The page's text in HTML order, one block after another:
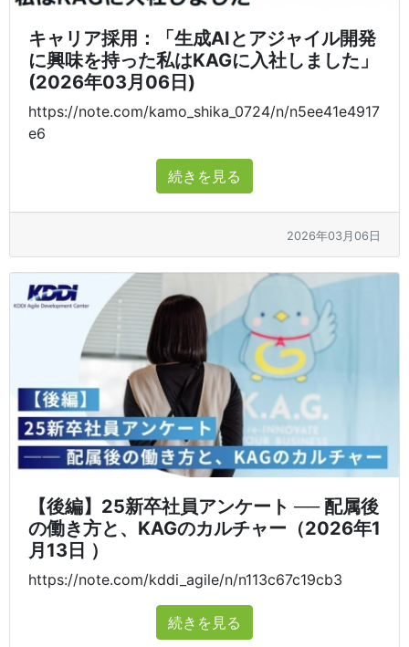
キャリア採用：「生成AIとアジャイル開発
に興味を持った私はKAGに入社しました」
(2026年03月06日)
https://note.com/kamo_shika_0724/n/n5ee41e4917
e6
続きを見る
2026年03月06日
【後編】25新卒社員アンケート ── 配属後
の働き方と、KAGのカルチャー（2026年1
月13日 ）
https://note.com/kddi_agile/n/n113c67c19cb3
続きを見る